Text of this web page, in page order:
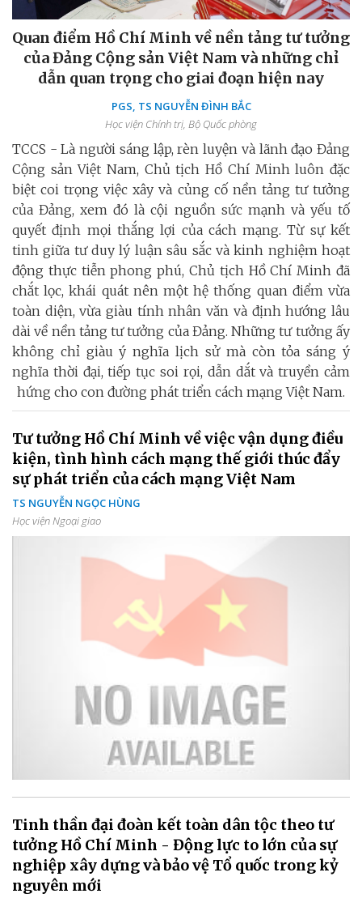
Quan điểm Hồ Chí Minh về nền tảng tư tưởng
của Đảng Cộng sản Việt Nam và những chỉ
dẫn quan trọng cho giai đoạn hiện nay
PGS, TS NGUYỄN ĐÌNH BẮC
Học viện Chính trị, Bộ Quốc phòng
TCCS - Là người sáng lập, rèn luyện và lãnh đạo Đảng
Cộng sản Việt Nam, Chủ tịch Hồ Chí Minh luôn đặc
biệt coi trọng việc xây và củng cố nền tảng tư tưởng
của Đảng, xem đó là cội nguồn sức mạnh và yếu tố
quyết định mọi thắng lợi của cách mạng. Từ sự kết
tinh giữa tư duy lý luận sâu sắc và kinh nghiệm hoạt
động thực tiễn phong phú, Chủ tịch Hồ Chí Minh đã
chắt lọc, khái quát nên một hệ thống quan điểm vừa
toàn diện, vừa giàu tính nhân văn và định hướng lâu
dài về nền tảng tư tưởng của Đảng. Những tư tưởng ấy
không chỉ giàu ý nghĩa lịch sử mà còn tỏa sáng ý
nghĩa thời đại, tiếp tục soi rọi, dẫn dắt và truyền cảm
hứng cho con đường phát triển cách mạng Việt Nam.
Tư tưởng Hồ Chí Minh về việc vận dụng điều
kiện, tình hình cách mạng thế giới thúc đẩy
sự phát triển của cách mạng Việt Nam
TS NGUYỄN NGỌC HÙNG
Học viện Ngoại giao
Tinh thần đại đoàn kết toàn dân tộc theo tư
tưởng Hồ Chí Minh - Động lực to lớn của sự
nghiệp xây dựng và bảo vệ Tổ quốc trong kỷ
nguyên mới